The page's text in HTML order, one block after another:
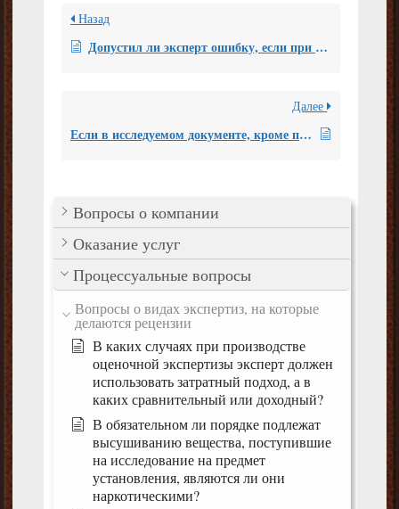
Вопросы о компании
Оказание услуг
Процессуальные вопросы
Вопросы о видах экспертиз, на которые
делаются рецензии
В каких случаях при производстве
оценочной экспертизы эксперт должен
использовать затратный подход, а в
каких сравнительный или доходный?
В обязательном ли порядке подлежат
высушиванию вещества, поступившие
на исследование на предмет
установления, являются ли они
наркотическими?
Назад
Допустил ли эксперт ошибку, если при проведении почерковедческой экспертизы, объектом исследования которой являются подписи в завещании, датированном 2015г., использовал в качестве сравнительных образцов документы, датированные 2000г.?
Далее
Если в исследуемом документе, кроме подписи, имеется ее рукописная расшифровка, должен ли эксперт исследовать и эту расшифровку, если вопрос ставился только в отношении принадлежности подписи?